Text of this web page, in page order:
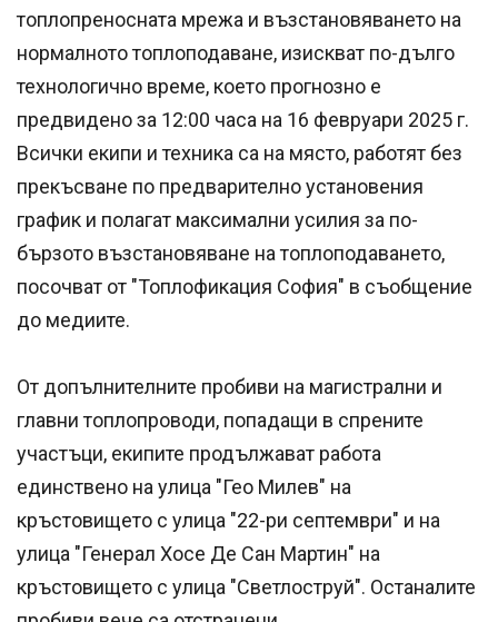
топлопреносната мрежа и възстановяването на
нормалното топлоподаване, изискват по-дълго
технологично време, което прогнозно е
предвидено за 12:00 часа на 16 февруари 2025 г.
Всички екипи и техника са на място, работят без
прекъсване по предварително установения
график и полагат максимални усилия за по-
бързото възстановяване на топлоподаването,
посочват от "Топлофикация София" в съобщение
до медиите.
От допълнителните пробиви на магистрални и
главни топлопроводи, попадащи в спрените
участъци, екипите продължават работа
единствено на улица "Гео Милев" на
кръстовището с улица "22-ри септември" и на
улица "Генерал Хосе Де Сан Мартин" на
кръстовището с улица "Светлоструй". Останалите